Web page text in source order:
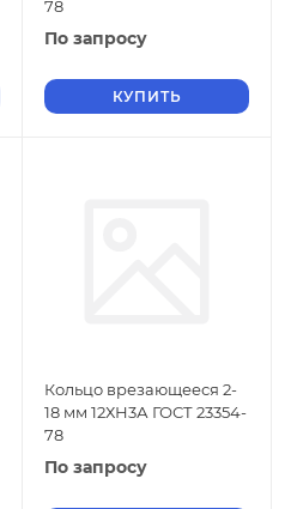
78
По запросу
КУПИТЬ
Кольцо врезающееся 2-
18 мм 12ХН3А ГОСТ 23354-
78
По запросу